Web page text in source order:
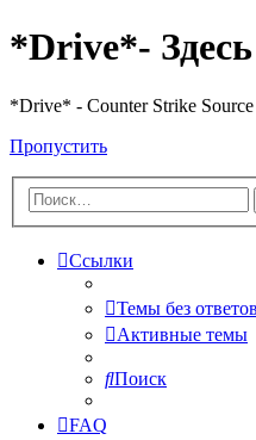
*Drive*-
*Drive* - Counter Strike Source
Пропустить
Ссылки
Темы без ответов
Активные темы
Поиск
FAQ